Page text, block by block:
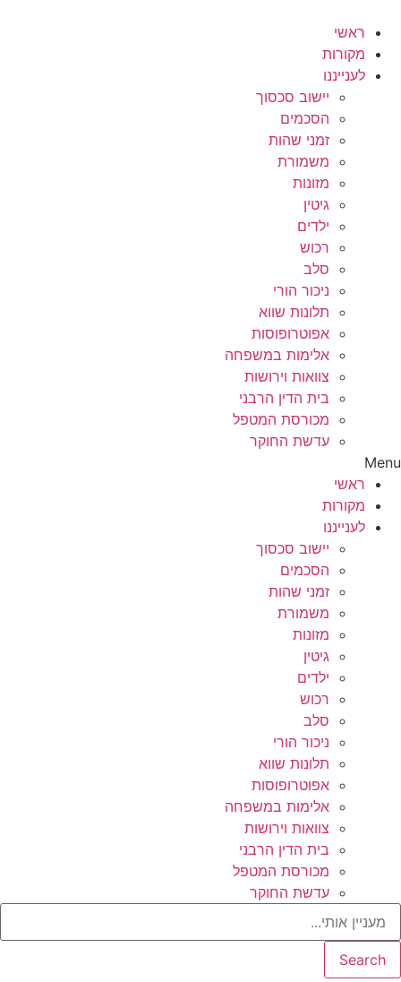
לתוכן
ראשי
מקורות
לענייננו
יישוב סכסוך
הסכמים
זמני שהות
משמורת
מזונות
גיטין
ילדים
רכוש
סלב
ניכור הורי
תלונות שווא
אפוטרופוסות
אלימות במשפחה
צוואות וירושות
בית הדין הרבני
מכורסת המטפל
עדשת החוקר
Menu
ראשי
מקורות
לענייננו
יישוב סכסוך
הסכמים
זמני שהות
משמורת
מזונות
גיטין
ילדים
רכוש
סלב
ניכור הורי
תלונות שווא
אפוטרופוסות
אלימות במשפחה
צוואות וירושות
בית הדין הרבני
מכורסת המטפל
עדשת החוקר
Search